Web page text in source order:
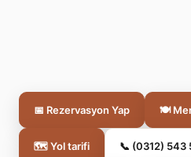
📅 Rezervasyon Yap 🍽️
🗺️ Yol tarifi 📞 (0312) 543